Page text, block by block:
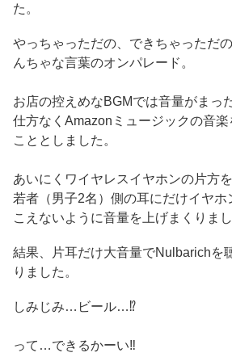
た。
やっちゃっただの、できちゃっただ
んちゃな言葉のオンパレード。
お店の控えめなBGMでは音量がまっ
仕方なくAmazonミュージックの音
こととしました。
あいにくワイヤレスイヤホンの片方
若者（男子2名）側の耳にだけイヤホ
こえないように音量を上げまくりまし
結果、片耳だけ大音量でNulbarichを
りました。
しみじみ…ビール…⁉
って…できるかーい‼